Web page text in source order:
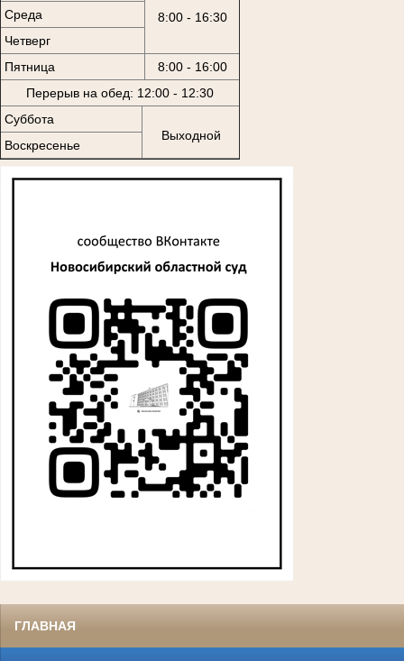
8:00 - 16:30
Среда
Четверг
Пятница
8:00 - 16:00
Перерыв на обед: 12:00 - 12:30
Суббота
Выходной
Воскресенье
ГЛАВНАЯ